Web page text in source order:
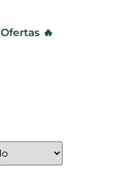
Ofertas 🔥